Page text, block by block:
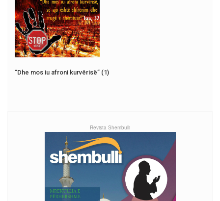
“Dhe mos iu afroni kurvërisë” (1)
Revista Shembulli